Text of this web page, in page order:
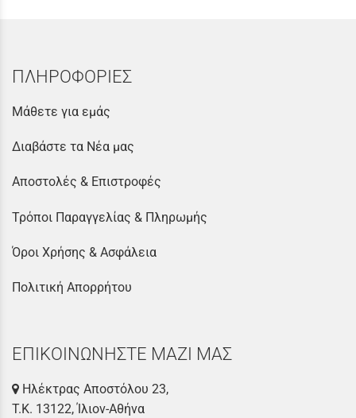
ΠΛΗΡΟΦΟΡΙΕΣ
Μάθετε για εμάς
Διαβάστε τα Νέα μας
Αποστολές & Επιστροφές
Τρόποι Παραγγελίας & Πληρωμής
Όροι Χρήσης & Ασφάλεια
Πολιτική Απορρήτου
ΕΠΙΚΟΙΝΩΝΗΣΤΕ ΜΑΖΙ ΜΑΣ
Ηλέκτρας Αποστόλου 23,
Τ.Κ. 13122, Ίλιον-Αθήνα